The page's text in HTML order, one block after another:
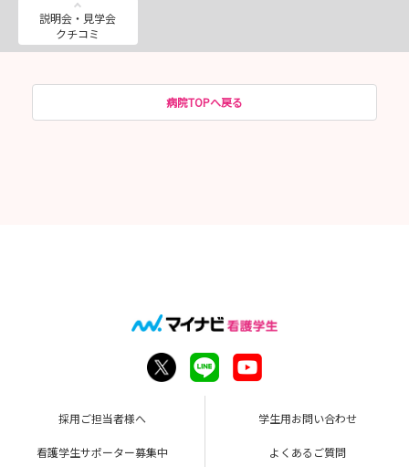
説明会・見学会
クチコミ
病院TOPへ戻る
採用ご担当者様へ 学生用お問い合わせ
看護学生サポーター募集中 よくあるご質問